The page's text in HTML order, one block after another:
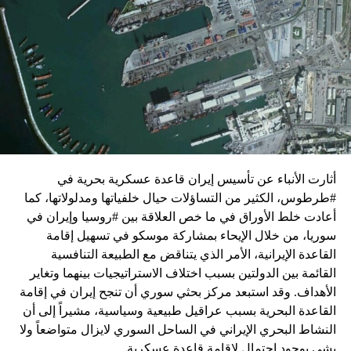
واشنطن للدفع بالمفاوضات والتوصل إلى اتفاق لوقف لإطلاق
النار في غزة.
ويبدو أن نتنياهو استبق زيارة بلينكن لإسرائيل بالتأكيد على أن
الضغوط يجب أن تتوجه إلى حماس، وليس على حكومته.
كما وقال بيان من مكتب نتنياهو إنه مصر على بقاء القوات
الإسرائيلية في محور فيلادلفيا “لمنع الإرهابيين من إعادة
التسلح”.
وفي هذا السياق، قال الكاتب والباحث السياسي الفلسطيني
جمال زقوت في حديث لـ”سكاي نيوز عربية”:
حماس ليست عقبة في المفاوضات وأي حديث من هذا
القبيل تجني على الموقف الفلسطيني.
المعضلة الأساسية هي أن نتنياهو يعرض المجتمع
الإسرائيلي والمنطقة للخطر.
حماس وافقت على الإطار الرئيسي الذي قدمه جو بايدن
أثارت الأنباء عن تأسيس إيران قاعدة عسكرية بحرية في
#طرطوس، الكثير من التساؤلات حيال خلفياتها ومدلولاتها، كما
أعادت خلط الأوراق في ما خص العلاقة بين #روسيا وإيران في
سوريا، من خلال الإيحاء بمشاركة موسكو في تسهيل إقامة
القاعدة الإيرانية، الأمر الذي يتناقض مع الطبيعة التنافسية
القائمة بين الدولتين بسبب اختلاف الاستراتيجيات بينهما وتغاير
الأهداف. وقد استبعد مركز بحثي سوري أن تنجح إيران في إقامة
القاعدة البحرية بسبب عراقيل طبيعية وسياسية، مشيراً إلى أن
النشاط البحري الإيراني في الساحل السوري لايزال متواضعاً ولا